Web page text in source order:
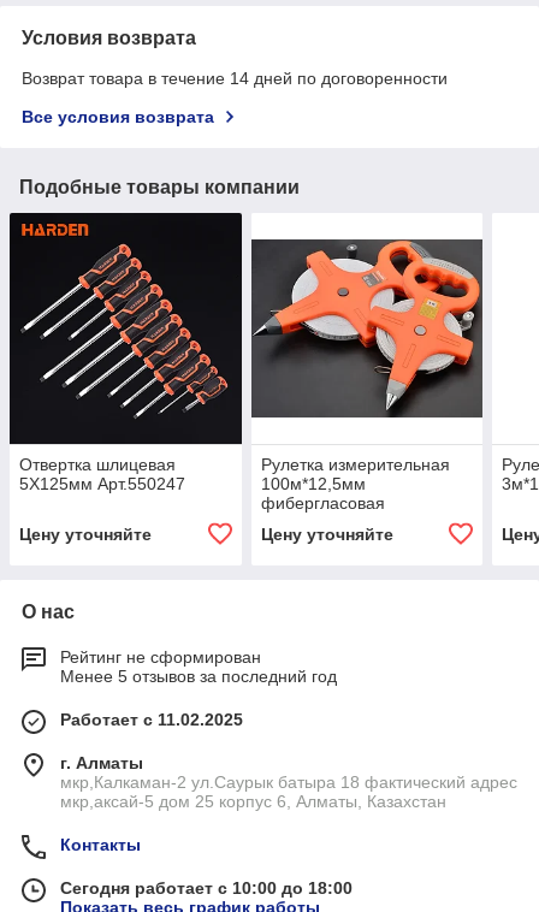
Условия возврата
Возврат товара в течение 14 дней по договоренности
Все условия возврата
Подобные товары компании
Отвертка шлицевая
5Х125мм Арт.550247
Цену уточняйте
Рулетка измерительная
100м*12,5мм
фибергласовая
Цену уточняйте
О нас
Рейтинг не сформирован
Менее 5 отзывов за последний год
Работает с 11.02.2025
г. Алматы
мкр,Калкаман-2 ул.Саурык батыра 18 фактический адрес
мкр,аксай-5 дом 25 корпус 6, Алматы, Казахстан
Контакты
Сегодня работает с 10:00 до 18:00
Показать весь график работы